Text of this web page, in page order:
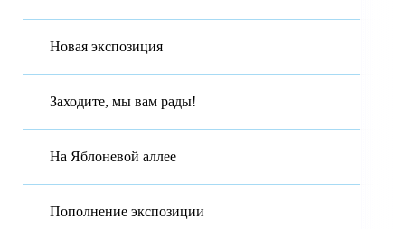
Новая экспозиция
Заходите, мы вам рады!
На Яблоневой аллее
Пополнение экспозиции